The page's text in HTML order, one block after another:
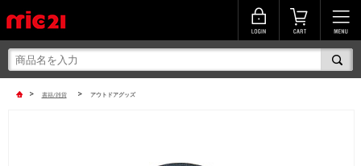
> 書籍/雑貨 > アウトドアグッズ